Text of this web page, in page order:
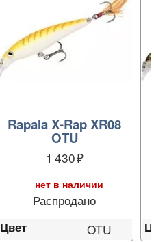
Rapala X-Rap XR08
OTU
1 430
нет в наличии
Распродано
Цвет OTU